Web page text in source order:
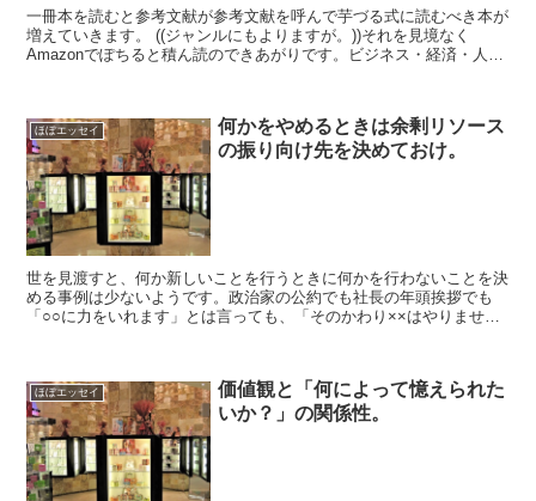
一冊本を読むと参考文献が参考文献を呼んで芋づる式に読むべき本が
増えていきます。 ((ジャンルにもよりますが。))それを見境なく
Amazonでぽちると積ん読のできあがりです。ビジネス・経済・人文
ほぼエッセイ
何かをやめるときは余剰リソース
の振り向け先を決めておけ。
世を見渡すと、何か新しいことを行うときに何かを行わないことを決
める事例は少ないようです。政治家の公約でも社長の年頭挨拶でも
「○○に力をいれます」とは言っても、「そのかわり××はやりませ
ほぼエッセイ
価値観と「何によって憶えられた
いか？」の関係性。